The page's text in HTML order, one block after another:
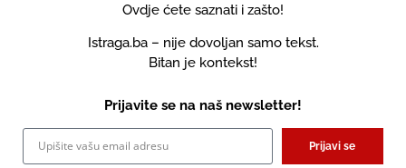
Ovdje ćete saznati i zašto!
Istraga.ba – nije dovoljan samo tekst.
Bitan je kontekst!
Prijavite se na naš newsletter!
Prijavi se